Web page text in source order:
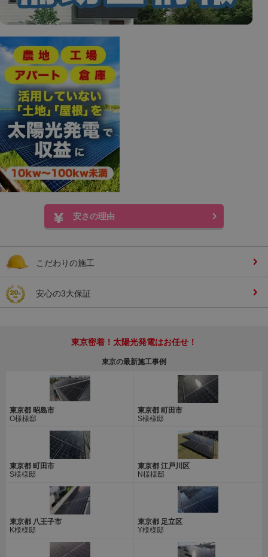
安さの理由
こだわりの施工
安心の3大保証
東京密着！太陽光発電はお任せ！
東京の最新施工事例
東京都 昭島市
O様様邸
東京都 町田市
S様様邸
東京都 町田市
S様様邸
東京都 江戸川区
N様様邸
東京都 八王子市
K様様邸
東京都 足立区
Y様様邸